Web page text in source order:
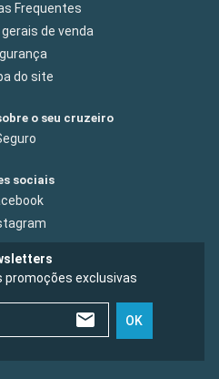
Frequentes
de venda
do site
o seu cruzeiro
sociais
promoções exclusivas
OK